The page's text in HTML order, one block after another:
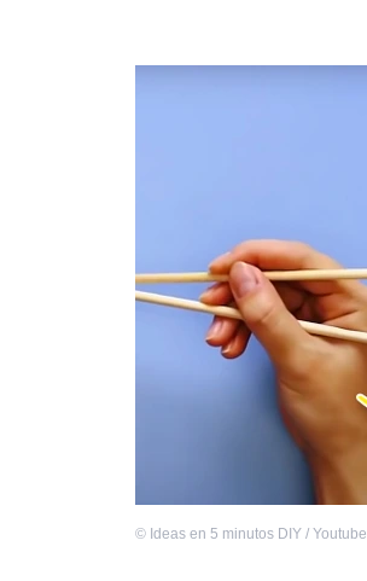
© Ideas en 5 minutos DIY / Youtube